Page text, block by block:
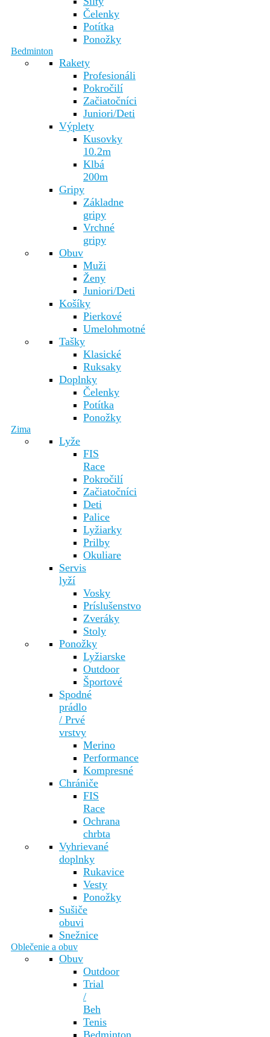
Čelenky
Potítka
Ponožky
Bedminton
Rakety
Profesionáli
Pokročilí
Začiatočníci
Juniori/Deti
Výplety
Kusovky
10.2m
Klbá
200m
Gripy
Základne
gripy
Vrchné
gripy
Obuv
Muži
Ženy
Juniori/Deti
Košíky
Pierkové
Umelohmotné
Tašky
Klasické
Ruksaky
Doplnky
Čelenky
Potítka
Ponožky
Zima
Lyže
FIS
Race
Pokročilí
Začiatočníci
Deti
Palice
Lyžiarky
Prilby
Okuliare
Servis
lyží
Vosky
Príslušenstvo
Zveráky
Stoly
Ponožky
Lyžiarske
Outdoor
Športové
Spodné
prádlo
/ Prvé
vrstvy
Merino
Performance
Kompresné
Chrániče
FIS
Race
Ochrana
chrbta
Vyhrievané
doplnky
Rukavice
Vesty
Ponožky
Sušiče
obuvi
Snežnice
Oblečenie a obuv
Obuv
Outdoor
Trial
/
Beh
Tenis
Bedminton